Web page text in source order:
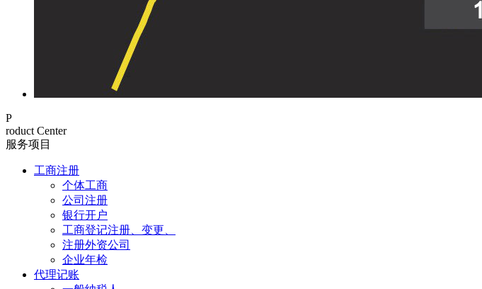
P
roduct Center
服务项目
工商注册
个体工商
公司注册
银行开户
工商登记注册、变更、
注册外资公司
企业年检
代理记账